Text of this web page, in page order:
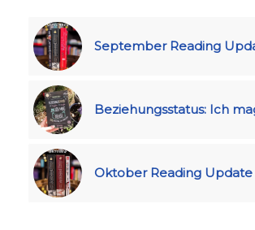
September Reading
Beziehungsstatus: Ich
Oktober Reading Update